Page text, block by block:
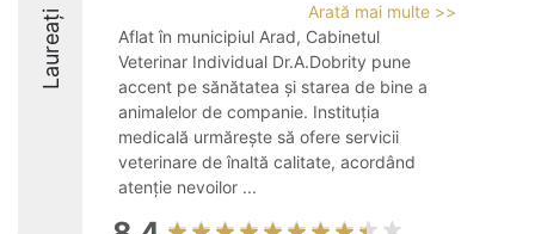
Laureați
Arată mai multe >>
Aflat în municipiul Arad, Cabinetul
Veterinar Individual Dr.A.Dobrity pune
accent pe sănătatea și starea de bine a
animalelor de companie. Instituția
medicală urmărește să ofere servicii
veterinare de înaltă calitate, acordând
atenție nevoilor ...